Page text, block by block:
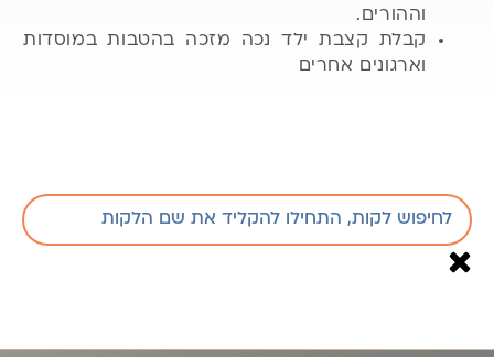
וההורים.
קבלת קצבת ילד נכה מזכה בהטבות במוסדות
וארגונים אחרים